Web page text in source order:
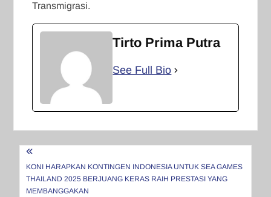
Transmigrasi.
Tirto Prima Putra
See Full Bio
Navigasi
pos
KONI HARAPKAN KONTINGEN INDONESIA UNTUK SEA GAMES
THAILAND 2025 BERJUANG KERAS RAIH PRESTASI YANG
MEMBANGGAKAN